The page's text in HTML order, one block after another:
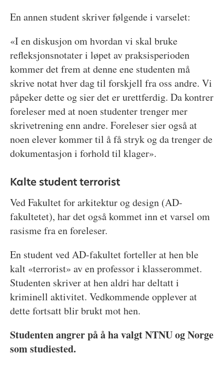
En annen student skriver følgende i varselet:
«I en diskusjon om hvordan vi skal bruke
refleksjonsnotater i løpet av praksisperioden
kommer det frem at denne ene studenten må
skrive notat hver dag til forskjell fra oss andre. Vi
påpeker dette og sier det er urettferdig. Da kontrer
foreleser med at noen studenter trenger mer
skrivetrening enn andre. Foreleser sier også at
noen elever kommer til å få stryk og da trenger de
dokumentasjon i forhold til klager».
Kalte student terrorist
Ved Fakultet for arkitektur og design (AD-
fakultetet), har det også kommet inn et varsel om
rasisme fra en foreleser.
En student ved AD-fakultet forteller at hen ble
kalt «terrorist» av en professor i klasserommet.
Studenten skriver at hen aldri har deltatt i
kriminell aktivitet. Vedkommende opplever at
dette fortsatt blir brukt mot hen.
Studenten angrer på å ha valgt NTNU og Norge
som studiested.